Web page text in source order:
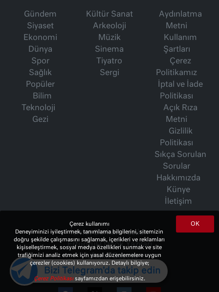
Gündem
Siyaset
Ekonomi
Dünya
Spor
Sağlık
Popüler
Bilim
Teknoloji
Gezi
Kültür Sanat
Arkeoloji
Müzik
Sinema
Tiyatro
Sergi
Aydınlatma
Metni
Kullanım
Şartları
Çerez
Politikamız
İptal ve İade
Politikası
Açık Rıza
Metni
Gizlilik
Politikası
Sıkça Sorulan
Sorular
Hakkımızda
Künye
İletişim
İsmet Berkan Yazıları
Ertuğrul Özkök Yazıları
Haftalık Gazete
OK
Çerez kullanımı
Deneyiminizi iyileştirmek, tanımlama bilgilerini, sitemizin
doğru şekilde çalışmasını sağlamak, içerikleri ve reklamları
kişiselleştirmek, sosyal medya özellikleri sunmak ve site
trafiğimizi analiz etmek için yasal düzenlemelere uygun
çerezler (cookies) kullanıyoruz. Detaylı bilgiye;
Çerez Politikasısayfamızdan erişebilirsiniz.
Bizi Telegram'da takip edin